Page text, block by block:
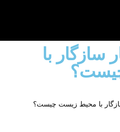
سازگار با
با محیط زیست چیست؟